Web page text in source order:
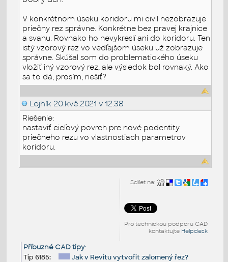
V konkrétnom úseku koridoru mi civil nezobrazuje
priečny rez správne. Konkrétne bez pravej krajnice
a svahu. Rovnako ho nevykreslí ani do koridoru. Ten
istý vzorový rez vo vedľajšom úseku už zobrazuje
správne. Skúšal som do problematického úseku
vložiť iný vzorový rez, ale výsledok bol rovnaký. Ako
sa to dá, prosím, riešiť?
Lojhík 20.kvě.2021 v 12:38
Riešenie:
nastaviť cieľový povrch pre nové podentity
priečneho rezu vo vlastnostiach parametrov
koridoru.
Sdílet na:
Pro technickou podporu CAD
kontaktujte Helpdesk
Příbuzné CAD tipy:
Tip 6185:
Jak v Revitu vytvořit zalomený řez?